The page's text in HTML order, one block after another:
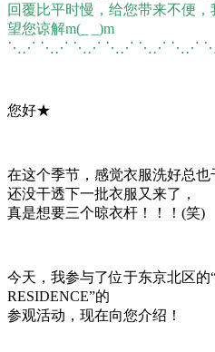
回覆比平时慢，给您带来不便，
望您谅解m(_ _)m
⋱⋰ ⋱⋰ ⋱⋰ ⋱⋰ ⋱⋰ ⋱⋰
您好★
在这个季节，感觉衣服洗好总也
还没干透下一批衣服又来了，
真是想要三个晾衣杆！！！(笑)
今天，我参与了位于东京北区
RESIDENCE”的
参观活动，现在向您介绍！